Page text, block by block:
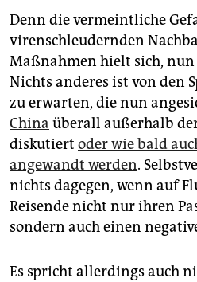
Denn die vermeintliche
virenschleudernden
Maßnahmen hielt sich, nun
Nichts anderes ist von den
zu erwarten, die nun
China überall außerhalb
diskutiert oder wie bald
angewandt werden.
nichts dagegen, wenn auf
Reisende nicht nur ihren
sondern auch einen
Es spricht allerdings auch